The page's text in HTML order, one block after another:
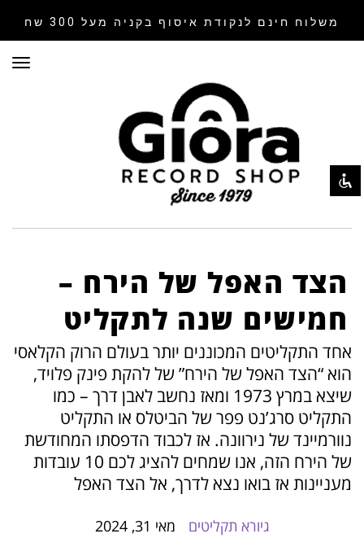
השבת את ההבזקים
סמן כותרות
צבע רקע
זום (הקטנה)
spellcheck גופן קריא
ניגודיות בהירה
brightness_low ניגודיות כהה
format_underlined הוסף קו תחתון לקישורים
font_download סמן קישורים
לאפס
את
כל
האפשרויות
cached
משלוח חינם לנקודת איסוף בקניה מעל 300 שח
הצד האפל של הירח –
חמישים שנה לתקליט
אחד התקליטים המכוננים יותר בעולם הרוק הקלאסי
הוא “הצד האפל של הירח” של להקת פינק פלויד,
שיצא במרץ 1973 ומאז נחשב לאבן דרך – כמו
התקליט סרג’נט פפר של הביטלס או התקליט
נוורמיינד של נירוונה. אז לכבוד הדפסתו המחודשת
של הירח הזה, אנו שמחים להציג לכם 10 עובדות
מעניינות אז בואו נצא לדרך, אל הצד האפל
גיורא תקליטים מאי 31, 2024